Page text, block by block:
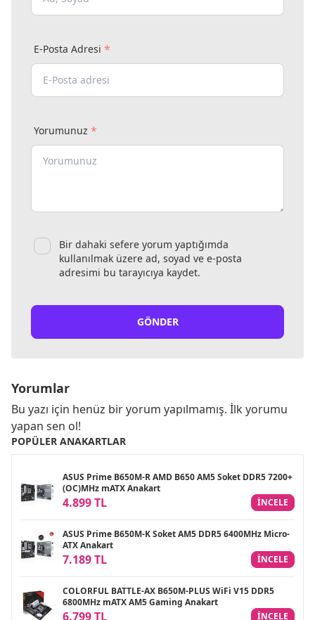
E-Posta Adresi *
Yorumunuz *
Bir dahaki sefere yorum yaptığımda
kullanılmak üzere ad, soyad ve e-posta
adresimi bu tarayıcıya kaydet.
GÖNDER
Yorumlar
Bu yazı için henüz bir yorum yapılmamış. İlk yorumu
yapan sen ol!
POPÜLER ANAKARTLAR
ASUS Prime B650M-R AMD B650 AM5 Soket DDR5 7200+
(OC)MHz mATX Anakart
4.899 TL INCELE
ASUS Prime B650M-K Soket AM5 DDR5 6400MHz Micro-
ATX Anakart
7.189 TL INCELE
COLORFUL BATTLE-AX B650M-PLUS WiFi V15 DDR5
6800MHz mATX AM5 Gaming Anakart
6.799 TL INCELE